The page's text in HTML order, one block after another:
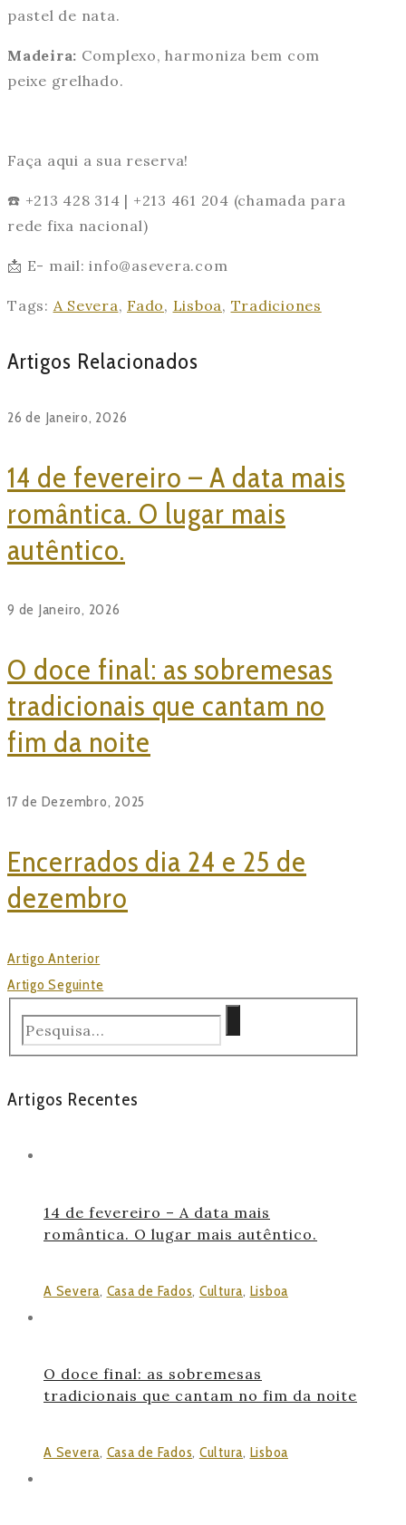
pastel de nata.
Madeira: Complexo, harmoniza bem com
peixe grelhado.
Faça aqui a sua reserva!
☎️ +213 428 314 | +213 461 204 (chamada para
rede fixa nacional)
📩 E- mail: info@asevera.com
Tags: A Severa, Fado, Lisboa, Tradiciones
Artigos Relacionados
26 de Janeiro, 2026
14 de fevereiro – A data mais
romântica. O lugar mais
autêntico.
9 de Janeiro, 2026
O doce final: as sobremesas
tradicionais que cantam no
fim da noite
17 de Dezembro, 2025
Encerrados dia 24 e 25 de
dezembro
Artigo Anterior
Artigo Seguinte
Artigos Recentes
14 de fevereiro – A data mais
romântica. O lugar mais autêntico.
A Severa, Casa de Fados, Cultura, Lisboa
O doce final: as sobremesas
tradicionais que cantam no fim da noite
A Severa, Casa de Fados, Cultura, Lisboa